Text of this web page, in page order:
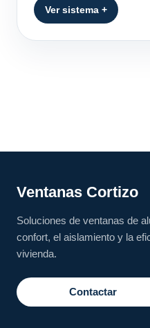
Ver sistema +
Ventanas Cortizo
Soluciones de ventanas de
confort, el aislamiento y la
vivienda.
Contactar